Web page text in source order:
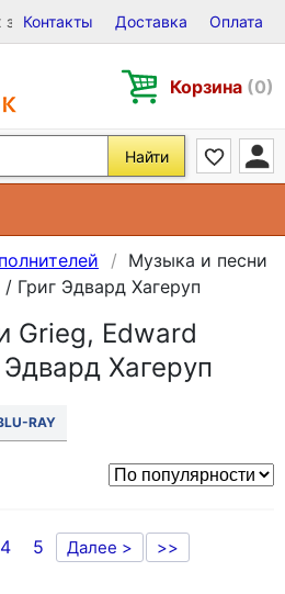
на Виниле, CD и DVD
Контакты Доставка Оплата
Корзина (0)
Найти
Музыка и песни
Григ Эдвард Хагеруп
Grieg, Edward
Хагеруп
RAY
4 5 Далее > >>